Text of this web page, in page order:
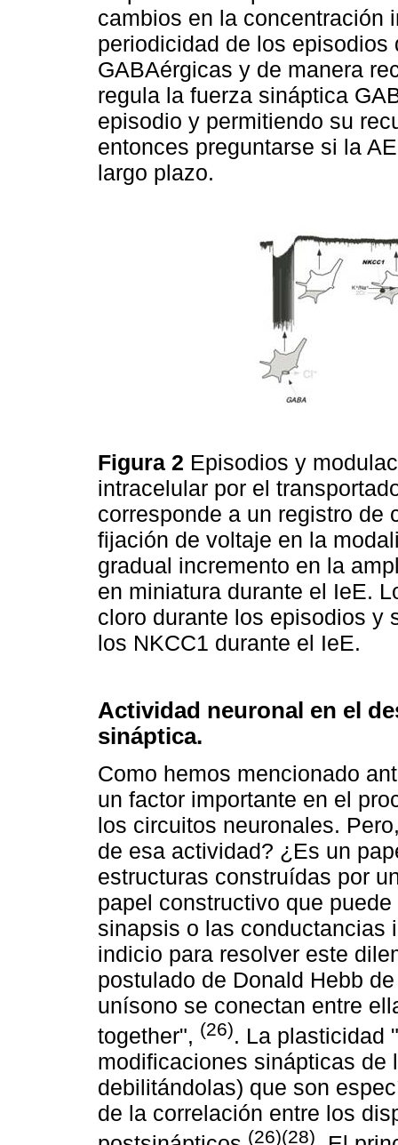
cambios en la concentración
periodicidad de los
GABAérgicas y de manera
regula la fuerza sináptica
episodio y permitiendo su
entonces preguntarse si la
largo plazo.
Figura 2 Episodios y
intracelular por el
corresponde a un registro de
fijación de voltaje en la
gradual incremento en la
en miniatura durante el IeE.
cloro durante los episodios y
los NKCC1 durante el IeE.
Actividad neuronal en el
sináptica.
Como hemos mencionado
un factor importante en el
los circuitos neuronales.
de esa actividad? ¿Es un
estructuras construídas por
papel constructivo que
sinapsis o las conductancias
indicio para resolver este
postulado de Donald Hebb
unísono se conectan entre
together", (26). La plasticidad
modificaciones sinápticas de
debilitándolas) que son
de la correlación entre los
(26)(28)